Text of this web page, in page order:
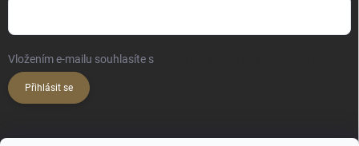
Vložením e-mailu souhlasíte s
Přihlásit se